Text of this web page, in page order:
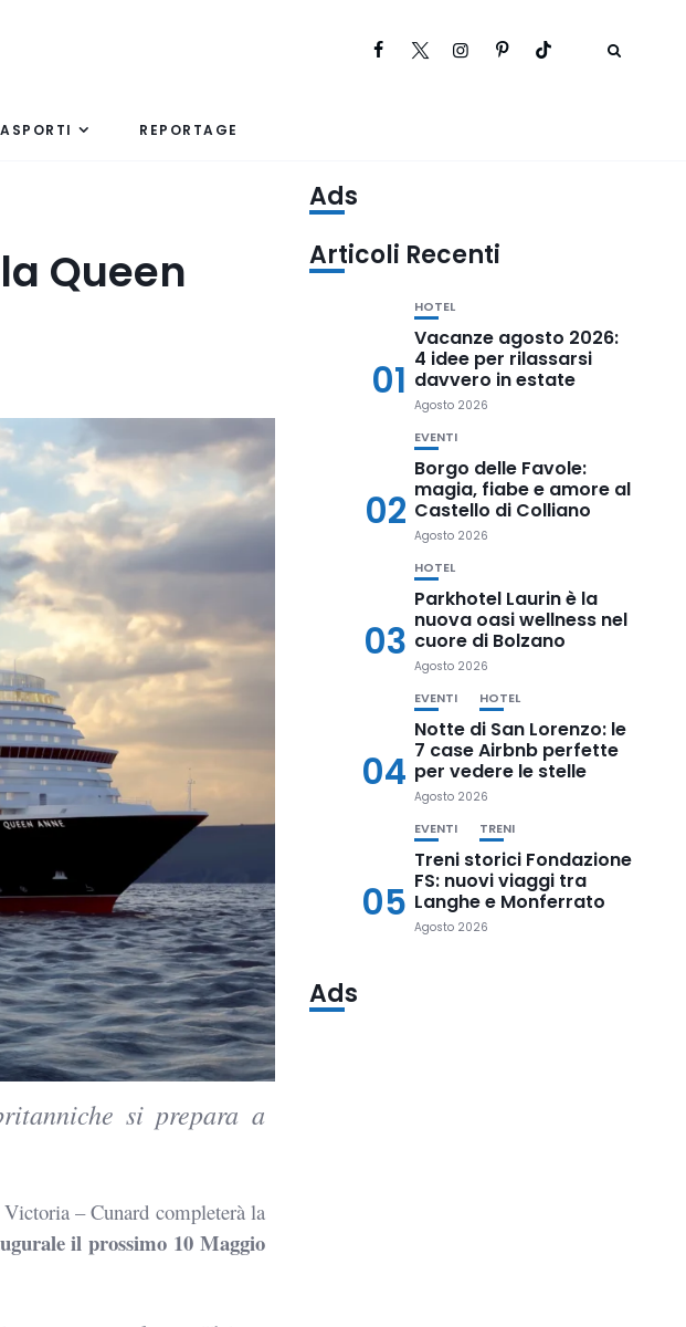
REPORTAGE
Queen
si prepara a
Victoria –Cunard completerà la
il prossimo 10 Maggio
Ads
Articoli Recenti
01
HOTEL
Vacanze agosto 2026:
4 idee per rilassarsi
davvero in estate
Agosto 2026
02
EVENTI
Borgo delle Favole:
magia, fiabe e amore al
Castello di Colliano
Agosto 2026
03
HOTEL
Parkhotel Laurin è la
nuova oasi wellness nel
cuore di Bolzano
Agosto 2026
04
EVENTI HOTEL
Notte di San Lorenzo: le
7 case Airbnb perfette
per vedere le stelle
Agosto 2026
05
EVENTI TRENI
Treni storici Fondazione
FS: nuovi viaggi tra
Langhe e Monferrato
Agosto 2026
Ads